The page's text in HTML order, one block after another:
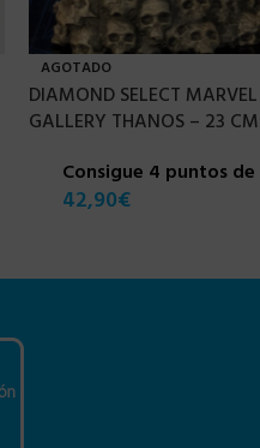
AGOTADO
DIAMOND SELECT
GALLERY THANOS – 23 CM
Consigue 4 puntos
42,90€